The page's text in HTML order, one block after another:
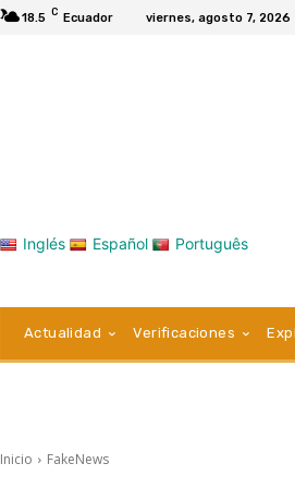
18.5 C Ecuador viernes, agosto 7, 2026
Inglés Español Português
Actualidad Verificaciones
Inicio FakeNews